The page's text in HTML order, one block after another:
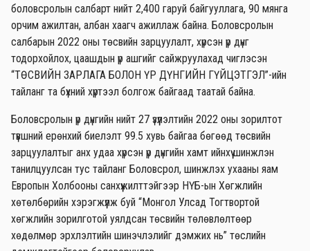
боловсролын салбарт нийт 2,400 гаруй байгууллага, 90 мянга
орчим ажилтан, албан хаагч ажиллаж байна. Боловсролын
салбарын 2022 оны төсвийн зарцуулалт, хүрсэн үр дүнг
тодорхойлох, цаашдын үр ашгийг сайжруулахад чиглэсэн
“ТӨСВИЙН ЗАРЛАГА БОЛОН ҮР ДҮНГИЙН ГҮЙЦЭТГЭЛ”-ийн
тайланг та бүхний хүртээл болгож байгаад таатай байна.
Боловсролын үр дүнгийн нийт 27 үзүүлэлтийн 2022 оны зорилтот
түвшний ерөнхий биелэлт 99.5 хувь байгаа бөгөөд төсвийн
зарцуулалтыг анх удаа хүрсэн үр дүнгийн хамт ийнхүү шинжлэн
танилцуулсан тус тайланг Боловсрол, шинжлэх ухааны яам
Европын Холбооны санхүүжилттэйгээр НҮБ-ын Хөгжлийн
хөтөлбөрийн хэрэгжүүлж буй “Монгол Улсад Тогтвортой
хөгжлийн зорилготой уялдсан төсвийн төлөвлөлтөөр
хөдөлмөр эрхлэлтийн шинэчлэлийг дэмжих нь” төслийн